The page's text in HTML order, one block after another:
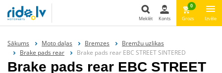
Meklēt Konts
0
Grozs Izvēle
Sākums Moto daļas Bremzes
Bremžu uzlikas
Brake pads rear
Brake pads rear EBC STREET SINTERED
Brake pads rear EBC STREET